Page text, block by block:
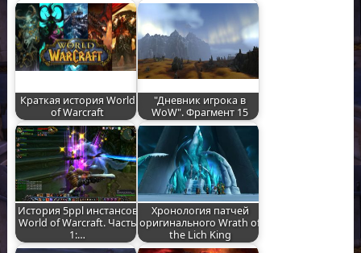
Краткая история World
of Warcraft
"Дневник игрока в
WoW". Фрагмент 15
История 5ppl инстансов
World of Warcraft. Часть
1:…
Хронология патчей
оригинального Wrath of
the Lich King